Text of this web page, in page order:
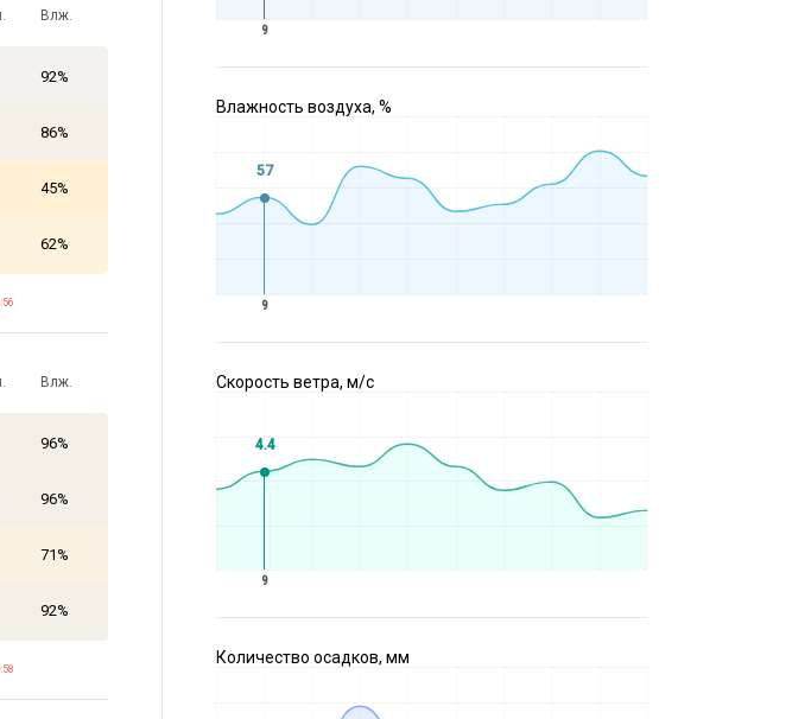
Влж.
92%
86%
45%
62%
Влж.
96%
96%
71%
92%
9
Влажность воздуха, %
57
9
Скорость ветра, м/с
4.4
9
Количество осадков, мм